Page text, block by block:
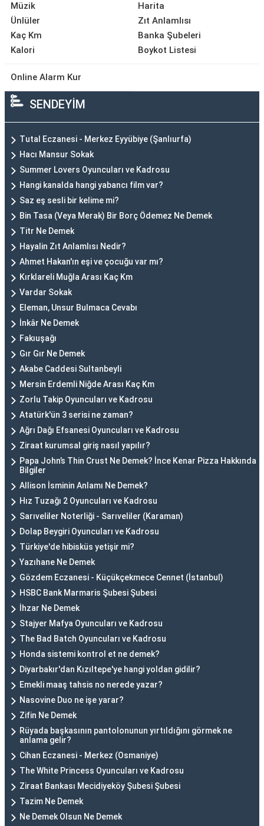
Müzik
Ünlüler
Kaç Km
Kalori
Harita
Zıt Anlamlısı
Banka Şubeleri
Boykot Listesi
Online Alarm Kur
SENDEYİM
Tutal Eczanesi - Merkez Eyyübiye (Şanlıurfa)
Hacı Mansur Sokak
Summer Lovers Oyuncuları ve Kadrosu
Hangi kanalda hangi yabancı film var?
Saz eş sesli bir kelime mi?
Bin Tasa (Veya Merak) Bir Borç Ödemez Ne Demek
Titr Ne Demek
Hayalin Zıt Anlamlısı Nedir?
Ahmet Hakan'ın eşi ve çocuğu var mı?
Kırklareli Muğla Arası Kaç Km
Vardar Sokak
Eleman, Unsur Bulmaca Cevabı
İnkâr Ne Demek
Fakıuşağı
Gır Gır Ne Demek
Akabe Caddesi Sultanbeyli
Mersin Erdemli Niğde Arası Kaç Km
Zorlu Takip Oyuncuları ve Kadrosu
Atatürk'ün 3 serisi ne zaman?
Ağrı Dağı Efsanesi Oyuncuları ve Kadrosu
Ziraat kurumsal giriş nasıl yapılır?
Papa John’s Thin Crust Ne Demek? İnce Kenar Pizza Hakkında
Bilgiler
Allison İsminin Anlamı Ne Demek?
Hız Tuzağı 2 Oyuncuları ve Kadrosu
Sarıveliler Noterliği - Sarıveliler (Karaman)
Dolap Beygiri Oyuncuları ve Kadrosu
Türkiye'de hibisküs yetişir mi?
Yazıhane Ne Demek
Gözdem Eczanesi - Küçükçekmece Cennet (İstanbul)
HSBC Bank Marmaris Şubesi Şubesi
İhzar Ne Demek
Stajyer Mafya Oyuncuları ve Kadrosu
The Bad Batch Oyuncuları ve Kadrosu
Honda sistemi kontrol et ne demek?
Diyarbakır'dan Kızıltepe'ye hangi yoldan gidilir?
Emekli maaş tahsis no nerede yazar?
Nasovine Duo ne işe yarar?
Zifin Ne Demek
Rüyada başkasının pantolonunun yırtıldığını görmek ne
anlama gelir?
Cihan Eczanesi - Merkez (Osmaniye)
The White Princess Oyuncuları ve Kadrosu
Ziraat Bankası Mecidiyeköy Şubesi Şubesi
Tazim Ne Demek
Ne Demek Olsun Ne Demek